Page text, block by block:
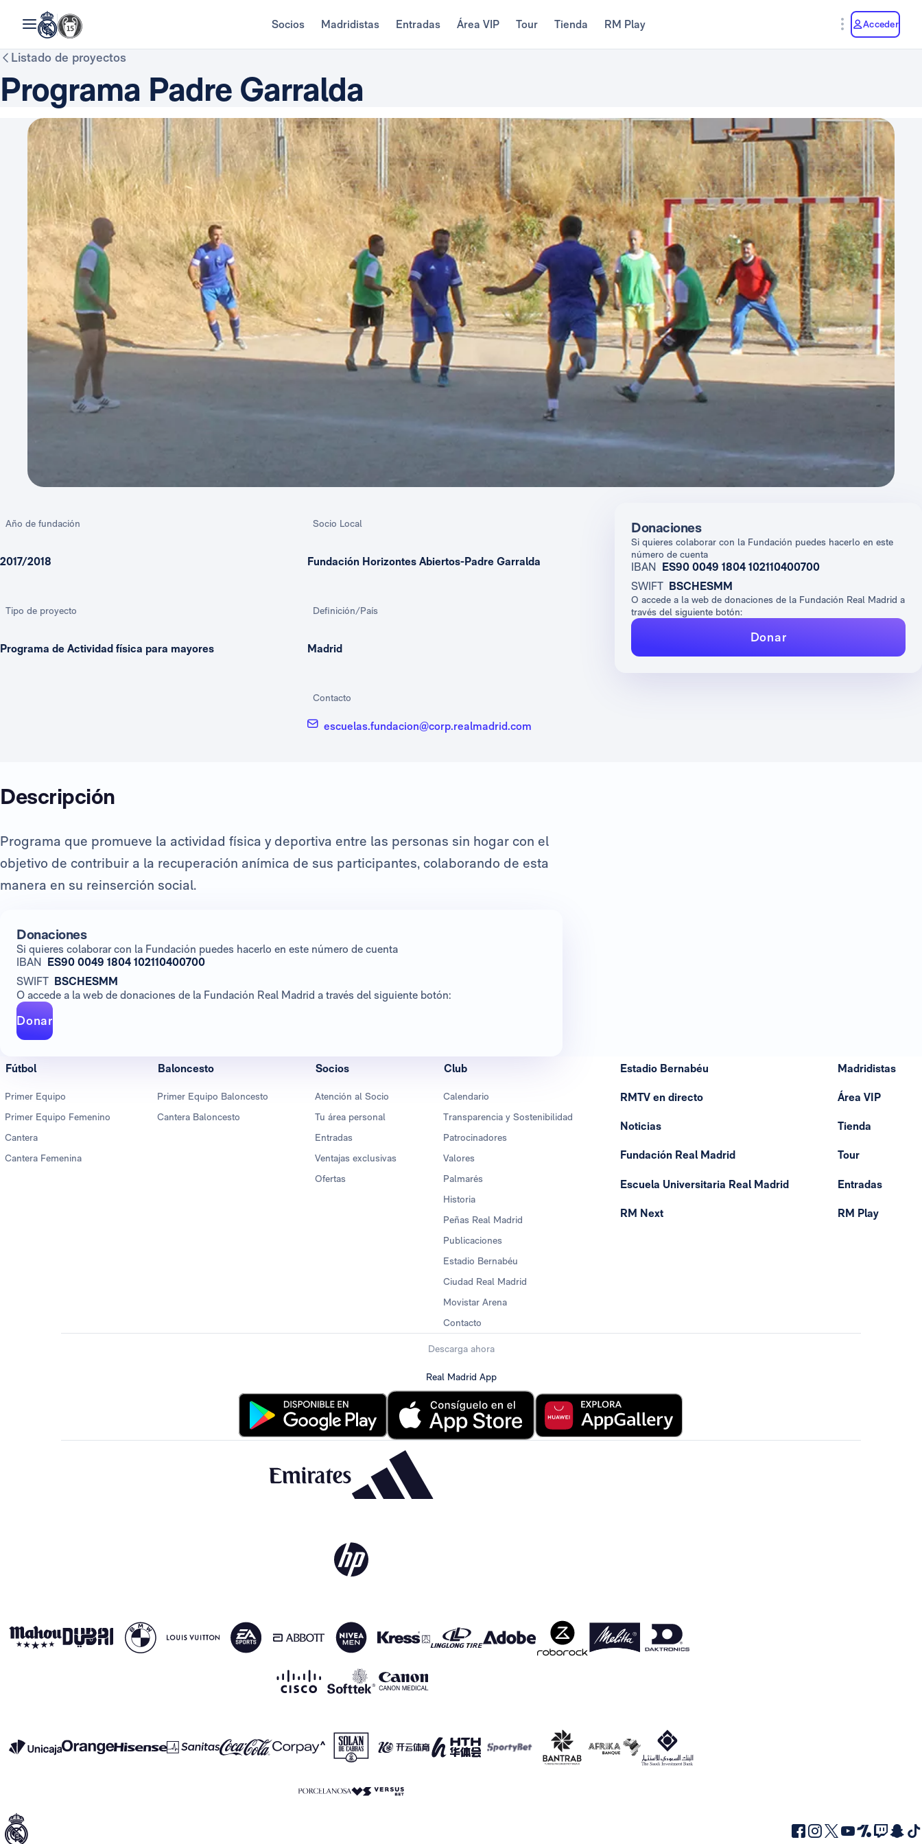
Socios Madridistas Entradas Área VIP Tour Tienda RM Play Acceder
Listado de proyectos
Programa Padre Garralda
Año de fundación
2017/2018
Tipo de proyecto
Programa de Actividad física para mayores
Socio Local
Fundación Horizontes Abiertos-Padre Garralda
Definición/País
Madrid
Contacto
escuelas.fundacion@corp.realmadrid.com
Donaciones
Si quieres colaborar con la Fundación puedes hacerlo en este
número de cuenta
IBAN ES90 0049 1804 102110400700
SWIFT BSCHESMM
O accede a la web de donaciones de la Fundación Real Madrid a
través del siguiente botón:
Donar
Descripción
Programa que promueve la actividad física y deportiva entre las personas sin hogar con el
objetivo de contribuir a la recuperación anímica de sus participantes, colaborando de esta
manera en su reinserción social.
Donaciones
Si quieres colaborar con la Fundación puedes hacerlo en este número de cuenta
IBAN ES90 0049 1804 102110400700
SWIFT BSCHESMM
O accede a la web de donaciones de la Fundación Real Madrid a través del siguiente botón:
Donar
Fútbol
Primer Equipo
Primer Equipo Femenino
Cantera
Cantera Femenina
Baloncesto
Primer Equipo Baloncesto
Cantera Baloncesto
Socios
Atención al Socio
Tu área personal
Entradas
Ventajas exclusivas
Ofertas
Club
Calendario
Transparencia y Sostenibilidad
Patrocinadores
Valores
Palmarés
Historia
Peñas Real Madrid
Publicaciones
Estadio Bernabéu
Ciudad Real Madrid
Movistar Arena
Contacto
Estadio Bernabéu
RMTV en directo
Noticias
Fundación Real Madrid
Escuela Universitaria Real Madrid
RM Next
Madridistas
Área VIP
Tienda
Tour
Entradas
RM Play
Descarga ahora
Real Madrid App